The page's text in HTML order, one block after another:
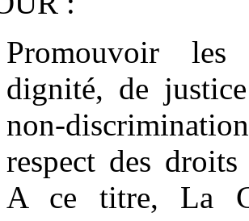
Promouvoir les
dignité, de
non-
respect des
A ce titre, La